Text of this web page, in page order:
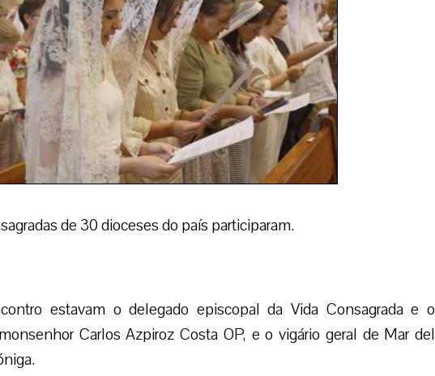
de 30 dioceses do país participaram.
estavam o delegado episcopal da Vida Consagrada e o
Carlos Azpiroz Costa OP, e o vigário geral de Mar del